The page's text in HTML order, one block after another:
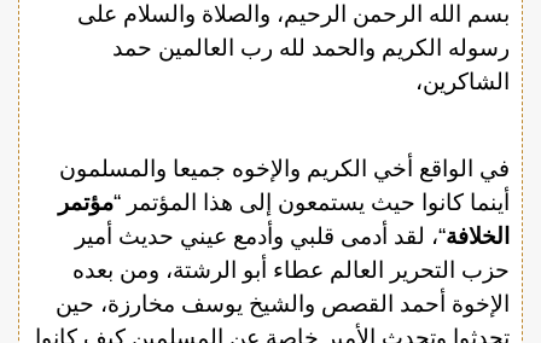
بسم الله الرحمن الرحيم، والصلاة والسلام على
رسوله الكريم والحمد لله رب العالمين حمد
الشاكرين،
في الواقع أخي الكريم والإخوه جميعا والمسلمون
أينما كانوا حيث يستمعون إلى هذا المؤتمر “مؤتمر
الخلافة“، لقد أدمى قلبي وأدمع عيني حديث أمير
حزب التحرير العالم عطاء أبو الرشتة، ومن بعده
الإخوة أحمد القصص والشيخ يوسف مخارزة، حين